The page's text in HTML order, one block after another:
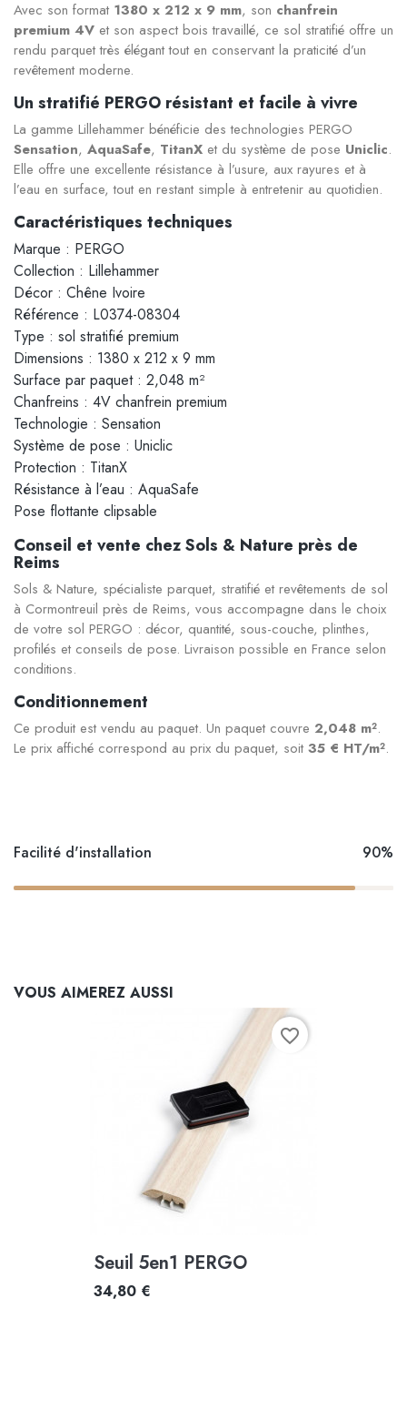
Avec son format 1380 x 212 x 9 mm, son chanfrein
premium 4V et son aspect bois travaillé, ce sol stratifié offre un
rendu parquet très élégant tout en conservant la praticité d’un
revêtement moderne.
Un stratifié PERGO résistant et facile à vivre
La gamme Lillehammer bénéficie des technologies PERGO
Sensation, AquaSafe, TitanX et du système de pose Uniclic.
Elle offre une excellente résistance à l’usure, aux rayures et à
l’eau en surface, tout en restant simple à entretenir au quotidien.
Caractéristiques techniques
Marque : PERGO
Collection : Lillehammer
Décor : Chêne Ivoire
Référence : L0374-08304
Type : sol stratifié premium
Dimensions : 1380 x 212 x 9 mm
Surface par paquet : 2,048 m²
Chanfreins : 4V chanfrein premium
Technologie : Sensation
Système de pose : Uniclic
Protection : TitanX
Résistance à l’eau : AquaSafe
Pose flottante clipsable
Conseil et vente chez Sols & Nature près de
Reims
Sols & Nature, spécialiste parquet, stratifié et revêtements de sol
à Cormontreuil près de Reims, vous accompagne dans le choix
de votre sol PERGO : décor, quantité, sous-couche, plinthes,
profilés et conseils de pose. Livraison possible en France selon
conditions.
Conditionnement
Ce produit est vendu au paquet. Un paquet couvre 2,048 m².
Le prix affiché correspond au prix du paquet, soit 35 € HT/m².
Facilité d'installation 90%
VOUS AIMEREZ AUSSI
Seuil 5en1 PERGO
34,80 €
favorite_border